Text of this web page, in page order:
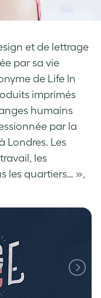
et de lettrage
par sa vie
de Life In
imprimés
humains
par la
Londres. Les
les
les quartiers… »,